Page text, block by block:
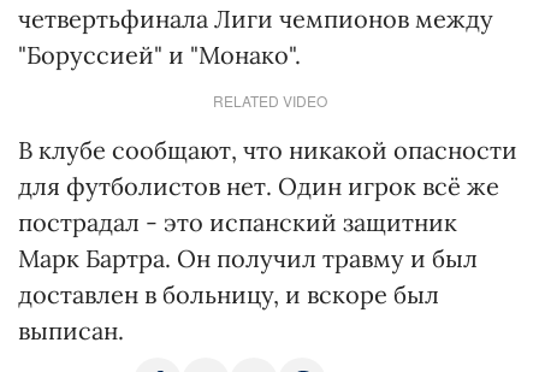
четвертьфинала Лиги чемпионов между
"Боруссией" и "Монако".
RELATED VIDEO
В клубе сообщают, что никакой опасности
для футболистов нет. Один игрок всё же
пострадал - это испанский защитник
Марк Бартра. Он получил травму и был
доставлен в больницу, и вскоре был
выписан.